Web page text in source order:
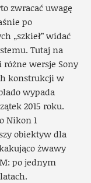
zwracać uwagę
po
„szkieł” widać
Tutaj na
różne wersje Sony
konstrukcji w
wypada
2015 roku.
Nikon 1
obiektyw dla
żwawy
po jednym